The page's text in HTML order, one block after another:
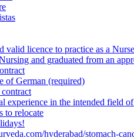
valid licence to practice as a Nurse
and graduated from an
of German (required)
experience in the intended field
to relocate
hyderabad/stomach-